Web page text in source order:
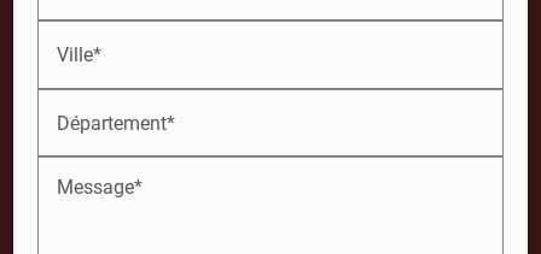
Ville*
Département*
Message*